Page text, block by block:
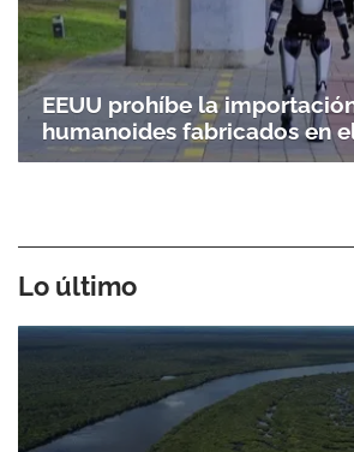
EEUU prohíbe la
humanoides fabricados en
Lo último